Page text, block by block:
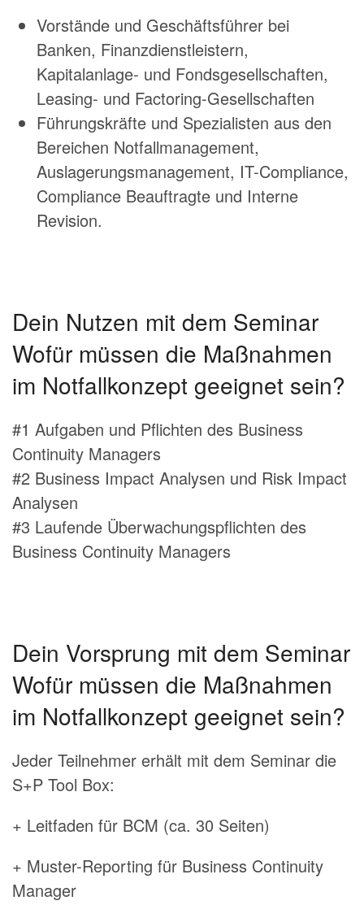
Vorstände und Geschäftsführer bei
Banken, Finanzdienstleistern,
Kapitalanlage- und Fondsgesellschaften,
Leasing- und Factoring-Gesellschaften
Führungskräfte und Spezialisten aus den
Bereichen Notfallmanagement,
Auslagerungsmanagement, IT-Compliance,
Compliance Beauftragte und Interne
Revision.
Dein Nutzen mit dem Seminar
Wofür müssen die Maßnahmen
im Notfallkonzept geeignet sein?
#1 Aufgaben und Pflichten des Business
Continuity Managers
#2 Business Impact Analysen und Risk Impact
Analysen
#3 Laufende Überwachungspflichten des
Business Continuity Managers
Dein Vorsprung mit dem Seminar
Wofür müssen die Maßnahmen
im Notfallkonzept geeignet sein?
Jeder Teilnehmer erhält mit dem Seminar die
S+P Tool Box:
+ Leitfaden für BCM (ca. 30 Seiten)
+ Muster-Reporting für Business Continuity
Manager